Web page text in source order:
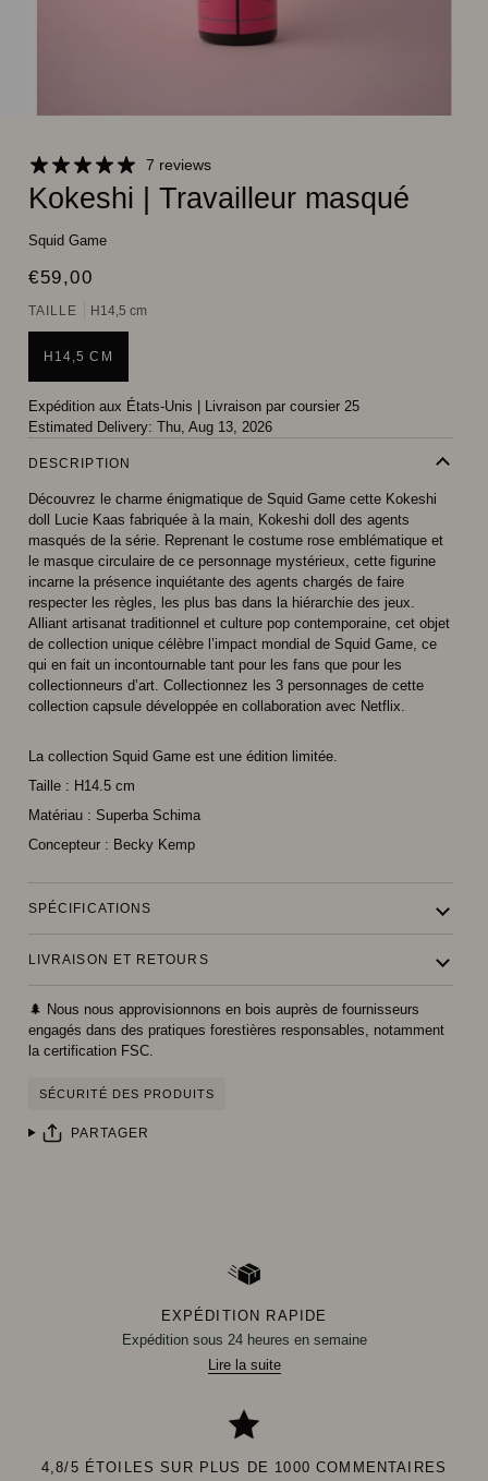
7 reviews
Kokeshi | Travailleur masqué
Squid Game
€59,00
TAILLE H14,5 cm
H14,5 CM
Expédition aux États-Unis | Livraison par coursier 25
Estimated Delivery: Thu, Aug 13, 2026
DESCRIPTION
Découvrez le charme énigmatique de Squid Game cette Kokeshi
doll Lucie Kaas fabriquée à la main, Kokeshi doll des agents
masqués de la série. Reprenant le costume rose emblématique et
le masque circulaire de ce personnage mystérieux, cette figurine
incarne la présence inquiétante des agents chargés de faire
respecter les règles, les plus bas dans la hiérarchie des jeux.
Alliant artisanat traditionnel et culture pop contemporaine, cet objet
de collection unique célèbre l’impact mondial de Squid Game, ce
qui en fait un incontournable tant pour les fans que pour les
collectionneurs d’art. Collectionnez les 3 personnages de cette
collection capsule développée en collaboration avec Netflix.
La collection Squid Game est une édition limitée.
Taille : H14.5 cm
Matériau : Superba Schima
Concepteur : Becky Kemp
SPÉCIFICATIONS
LIVRAISON ET RETOURS
🌲 Nous nous approvisionnons en bois auprès de fournisseurs
engagés dans des pratiques forestières responsables, notamment
la certification FSC.
SÉCURITÉ DES PRODUITS
PARTAGER
EXPÉDITION RAPIDE
Expédition sous 24 heures en semaine
Lire la suite
4,8/5 ÉTOILES SUR PLUS DE 1000 COMMENTAIRES